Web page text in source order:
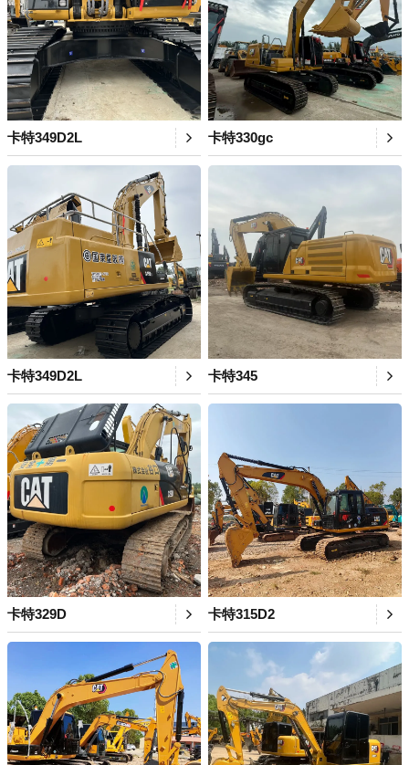
卡特349D2L 卡特330gc
卡特349D2L 卡特345
卡特329D 卡特315D2